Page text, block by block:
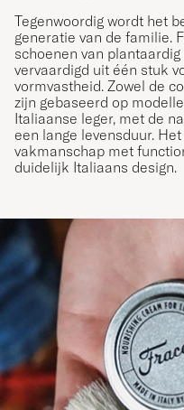
Tegenwoordig wordt het
generatie van de familie.
schoenen van
vervaardigd uit één stuk
vormvastheid. Zowel de
zijn gebaseerd op
Italiaanse leger, met de
een lange levensduur.
vakmanschap met
duidelijk Italiaans design.